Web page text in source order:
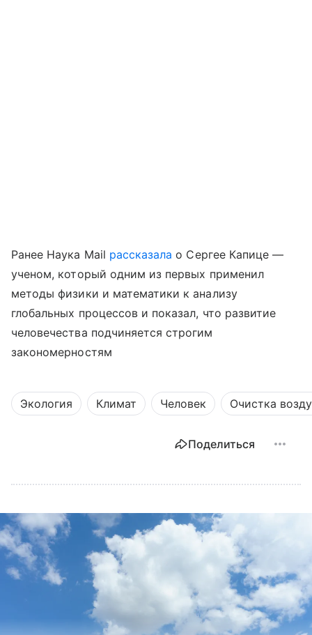
Ранее Наука Mail рассказала о Сергее Капице —
ученом, который одним из первых применил
методы физики и математики к анализу
глобальных процессов и показал, что развитие
человечества подчиняется строгим
закономерностям
Экология Климат Человек Очистка
Поделиться